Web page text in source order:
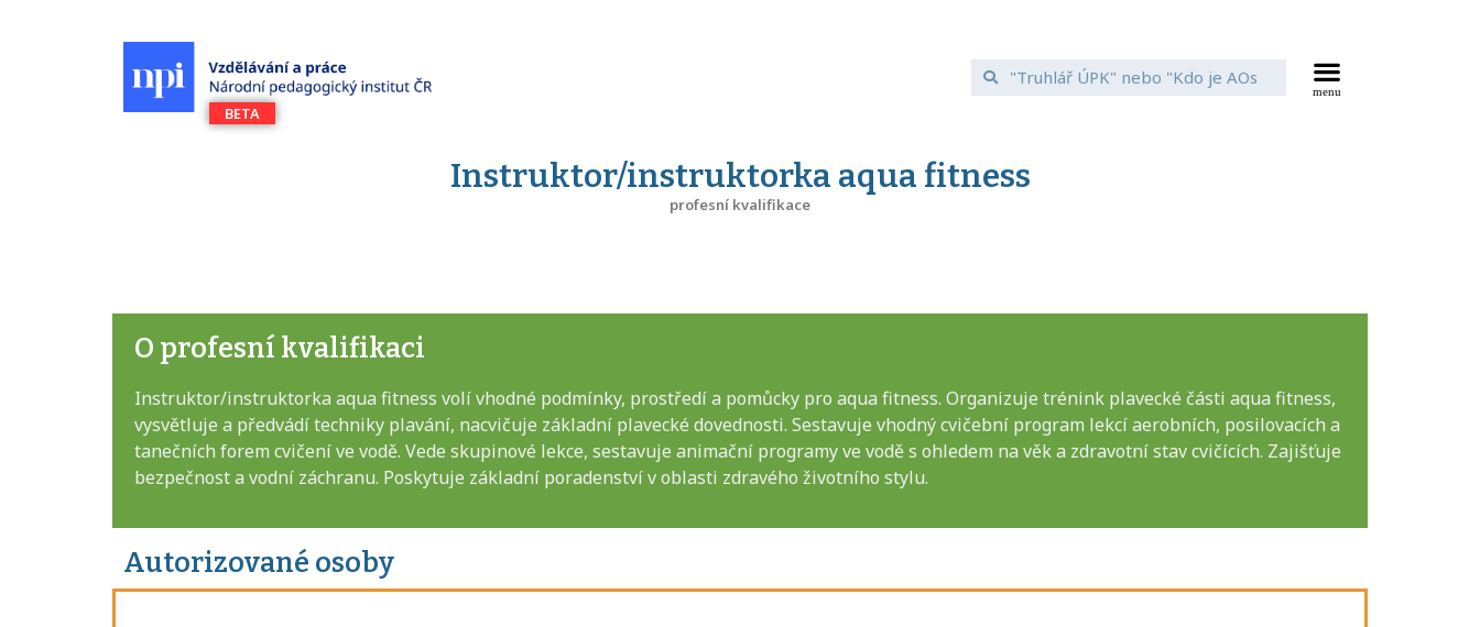
Instruktor/instruktorka aqua fitness
profesní kvalifikace
O profesní kvalifikaci
Instruktor/instruktorka aqua fitness volí vhodné podmínky, prostředí a pomůcky pro aqua fitness. Organizuje trénink plavecké části aqua fitness,
vysvětluje a předvádí techniky plavání, nacvičuje základní plavecké dovednosti. Sestavuje vhodný cvičební program lekcí aerobních, posilovacích a
tanečních forem cvičení ve vodě. Vede skupinové lekce, sestavuje animační programy ve vodě s ohledem na věk a zdravotní stav cvičících. Zajišťuje
bezpečnost a vodní záchranu. Poskytuje základní poradenství v oblasti zdravého životního stylu.
Autorizované osoby